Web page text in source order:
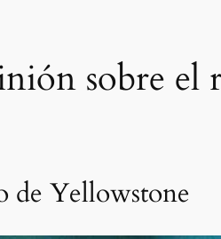
sobre el
de Yellowstone